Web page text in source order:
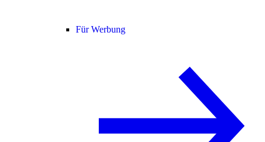
Für Werbung